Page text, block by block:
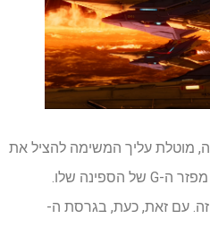
מוטלת עליך המשימה להציל את
פאלקו מכיוון שהוא מתקשה עם מפזר ה-G של הספינה שלו.
זה. עם זאת, כעת, בגרסת ה-